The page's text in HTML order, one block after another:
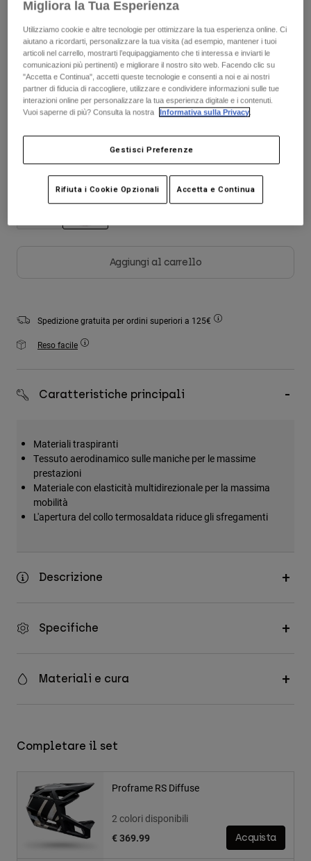
Esplora MTB
Product Help
Guida all'attrezzatura per MTB
Guida alla cura del casco
Esplora Moto
Product Help
Guida all'attrezzatura per motocross
Guida alla cura del casco
Guida alla cura degli Stivali
T-shirt
Felpe
Vedi tutto
Accessori
Borse e zaini
Altri Accessori
Giacche
Calze
Vedi tutto
Abbigliamento Casual
Tops
Giacche
Pantaloni​
Pantaloncini
Accessori
Tutti gli accessori
Cappelli e Berretti
Scopri il kit completo .
Tabella taglie
S M L XL 2XL
Colore -Bianco
Aggiungi al carrello
Spedizione gratuita per ordini superiori a 125€
Reso facile
Caratteristiche principali
Materiali traspiranti
Tessuto aerodinamico sulle maniche per le massime
prestazioni
Materiale con elasticità multidirezionale per la massima
mobilità
L'apertura del collo termosaldata riduce gli sfregamenti
Descrizione
Specifiche
Materiali e cura
Completare il set
Proframe RS Diffuse
2 colori disponibili
€ 369.99
Acquista
Migliora la Tua Esperienza
Utilizziamo cookie e altre tecnologie per ottimizzare la tua esperienza online. Ci
aiutano a ricordarti, personalizzare la tua visita (ad esempio, mantener i tuoi
articoli nel carrello, mostrarti l’equipaggiamento che ti interessa e inviarti le
comunicazioni più pertinenti) e migliorare il nostro sito web. Facendo clic su
"Accetta e Continua", accetti queste tecnologie e consenti a noi e ai nostri
partner di fiducia di raccogliere, utilizzare e condividere informazioni sulle tue
interazioni online per personalizzare la tua esperienza digitale e i contenuti.
Vuoi saperne di più? Consulta la nostra
Informativa sulla Privacy.
Gestisci Preferenze
Rifiuta i Cookie Opzionali Accetta e Continua